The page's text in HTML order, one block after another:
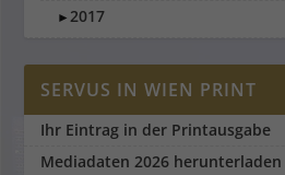
►2017
SERVUS IN WIEN PRINT
Ihr Eintrag in der Printausgabe
Mediadaten 2026 herunterladen